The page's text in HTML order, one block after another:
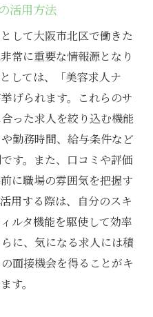
最大限に活用するコ
用するためのスケジュ
ルに合った職場選び
方をサポートする制度
な職場の特徴と選び方
区の美容院でアシスタ
法
を探すためのポイント
安を和らげるアドバイ
活用方法
して大阪市北区で働きた
常に重要な情報源となり
しては、「美容求人ナ
げられます。これらのサ
った求人を絞り込む機能
勤務時間、給与条件など
す。また、口コミや評価
に職場の雰囲気を把握す
用する際は、自分のスキ
ルタ機能を駆使して効率
に、気になる求人には積
面接機会を得ることがキ
す。